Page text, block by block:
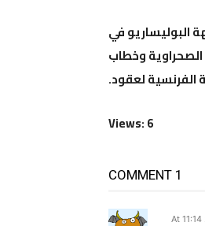
البوليساريو في
وخطاب
الفرنسية لعقود.
Views: 6
1 COMMENT